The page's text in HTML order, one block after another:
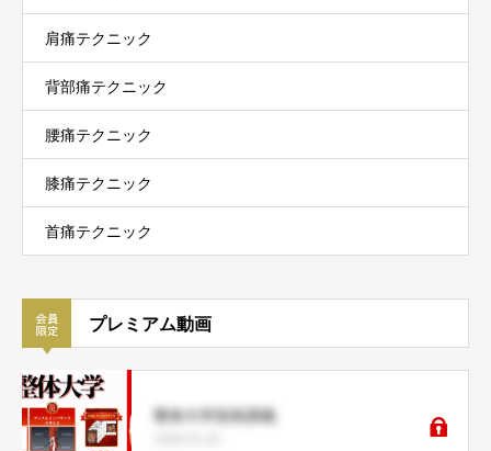
肩痛テクニック
背部痛テクニック
腰痛テクニック
膝痛テクニック
首痛テクニック
プレミアム動画
整体大学技術講義